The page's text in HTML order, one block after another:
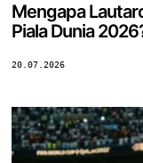
Mengapa
Piala Dunia
20.07.2026